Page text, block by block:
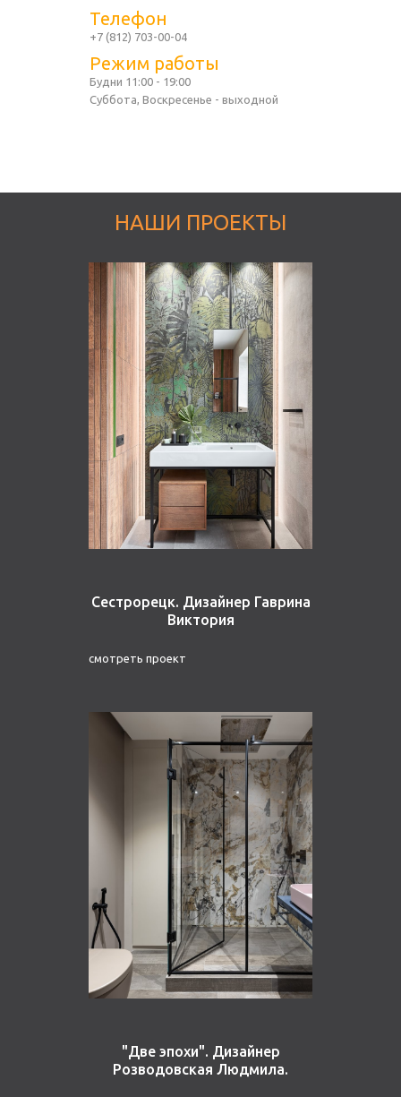
Телефон
+7 (812) 703-00-04
Режим работы
Будни 11:00 - 19:00
Суббота, Воскресенье - выходной
НАШИ ПРОЕКТЫ
Сестрорецк. Дизайнер Гаврина
Виктория
смотреть проект
"Две эпохи". Дизайнер
Розводовская Людмила.